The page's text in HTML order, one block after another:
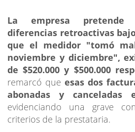
La empresa pretende
diferencias retroactivas
que el medidor "tomó
noviembre y diciembre",
de $520.000 y $500.000
remarcó que esas dos
abonadas y canceladas
evidenciando una grave
criterios de la prestataria.